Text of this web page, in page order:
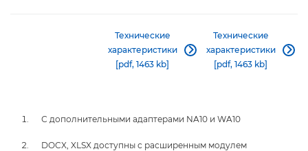
Технические
характеристики
[pdf, 1463 kb]

Технические
характеристики
[pdf, 1463 kb]

С дополнительными адаптерами NA10 и WA10
DOCX, XLSX доступны с расширенным модулем